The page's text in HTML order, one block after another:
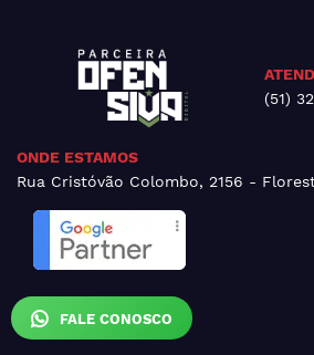
FALE CONOSCO
(51)
ONDE ESTAMOS
Rua Cristóvão Colombo, 2156 -